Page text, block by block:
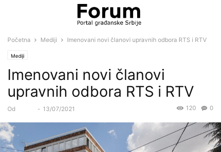
Početna Mediji Imenovani novi članovi upravnih odbora RTS i RTV
Mediji
Imenovani novi članovi
upravnih odbora RTS i RTV
Od - 13/07/2021 0
120